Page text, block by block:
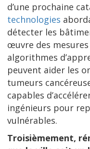
d’une prochaine
technologies
détecter les
œuvre des
algorithmes
peuvent aider les
tumeurs
capables
ingénieurs pour
vulnérables.
Troisièmement,